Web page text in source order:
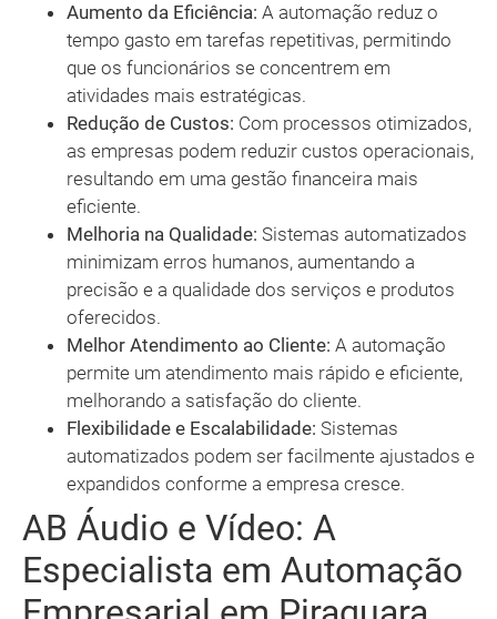
Aumento da Eficiência: A automação reduz o
tempo gasto em tarefas repetitivas, permitindo
que os funcionários se concentrem em
atividades mais estratégicas.
Redução de Custos: Com processos otimizados,
as empresas podem reduzir custos operacionais,
resultando em uma gestão financeira mais
eficiente.
Melhoria na Qualidade: Sistemas automatizados
minimizam erros humanos, aumentando a
precisão e a qualidade dos serviços e produtos
oferecidos.
Melhor Atendimento ao Cliente: A automação
permite um atendimento mais rápido e eficiente,
melhorando a satisfação do cliente.
Flexibilidade e Escalabilidade: Sistemas
automatizados podem ser facilmente ajustados e
expandidos conforme a empresa cresce.
AB Áudio e Vídeo: A
Especialista em Automação